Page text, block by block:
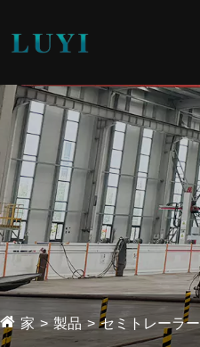
家 製品 セミトレーラー